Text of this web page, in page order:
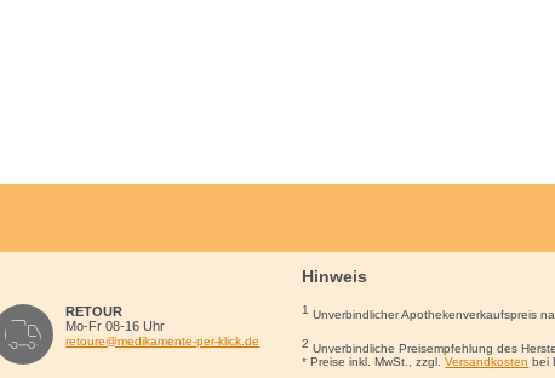
RETOUR
Mo-Fr 08-16 Uhr
retoure@medikamente-per-klick.de
Hinweis
1 Unverbindlicher Apothekenverkaufspreis
2 Unverbindliche Preisempfehlung des
* Preise inkl. MwSt., zzgl.Versandkosten bei